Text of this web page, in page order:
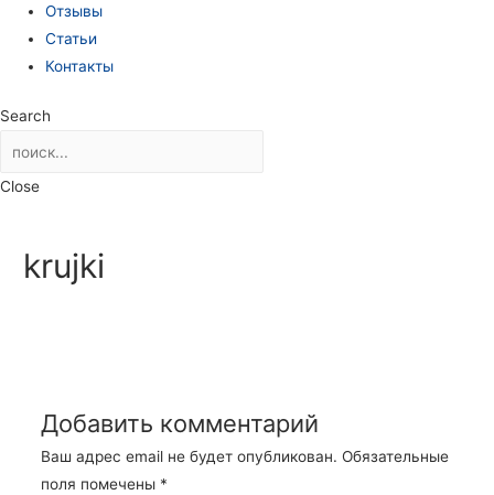
Отзывы
Статьи
Контакты
Search
Close
krujki
Добавить комментарий
Ваш адрес email не будет опубликован. Обязательные
поля помечены *